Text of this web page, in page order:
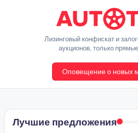
содержимому
A
t
o
T
a
Лизинговый конфискат и
аукционов, только
Оповещение о новых
Лучшие предложения